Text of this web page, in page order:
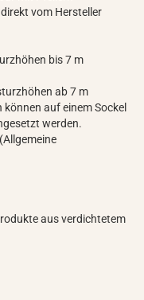
vom Hersteller
bis 7 m
ab 7 m
auf einem Sockel
werden.
aus verdichtetem